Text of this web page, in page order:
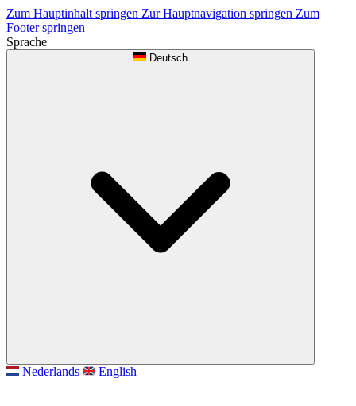
Zum Hauptinhalt springen Zur Hauptnavigation springen Zum
Footer springen
Sprache
Deutsch
Nederlands English